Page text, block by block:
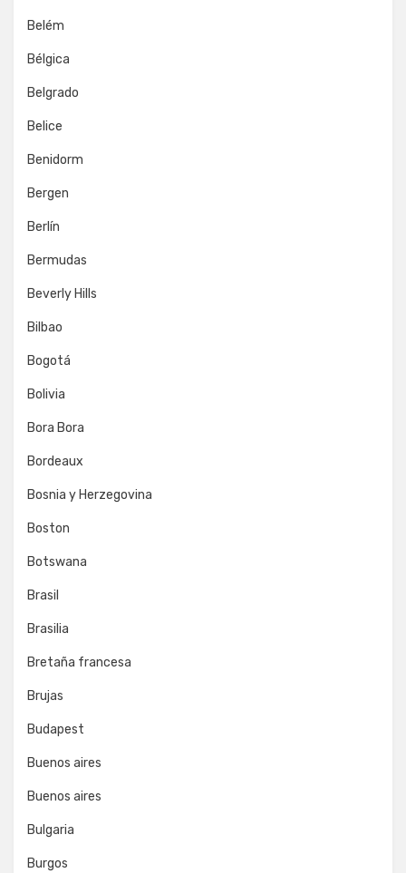
Belém
Bélgica
Belgrado
Belice
Benidorm
Bergen
Berlín
Bermudas
Beverly Hills
Bilbao
Bogotá
Bolivia
Bora Bora
Bordeaux
Bosnia y Herzegovina
Boston
Botswana
Brasil
Brasilia
Bretaña francesa
Brujas
Budapest
Buenos aires
Buenos aires
Bulgaria
Burgos